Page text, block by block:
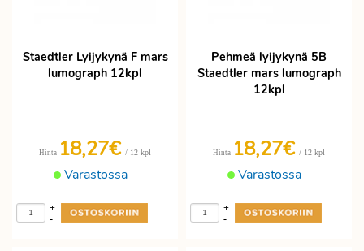
Staedtler Lyijykynä F mars
lumograph 12kpl
Varastossa
Hinta 18,27€ / 12 kpl
-
+
Pehmeä lyijykynä 5B
Staedtler mars lumograph
12kpl
Varastossa
Hinta 18,27€ / 12 kpl
-
+